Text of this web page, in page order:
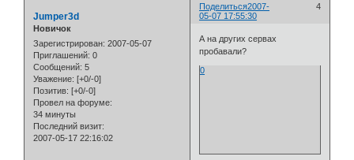
Поделиться 4
2007-
05-07 17:55:30
Jumper3d
Новичок
Зарегистрирован: 2007-05-07
Приглашений: 0
Сообщений: 5
Уважение: [+0/-0]
Позитив: [+0/-0]
Провел на форуме:
34 минуты
Последний визит:
2007-05-17 22:16:02
А на других сервах
пробавали?
0